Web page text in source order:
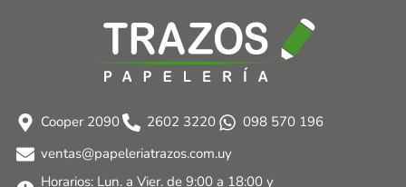
Cooper 2090 2602 3220
098 570 196
ventas@papeleriatrazos.com.uy
Horarios: Lun. a Vier. de 9:00 a 18:00 y